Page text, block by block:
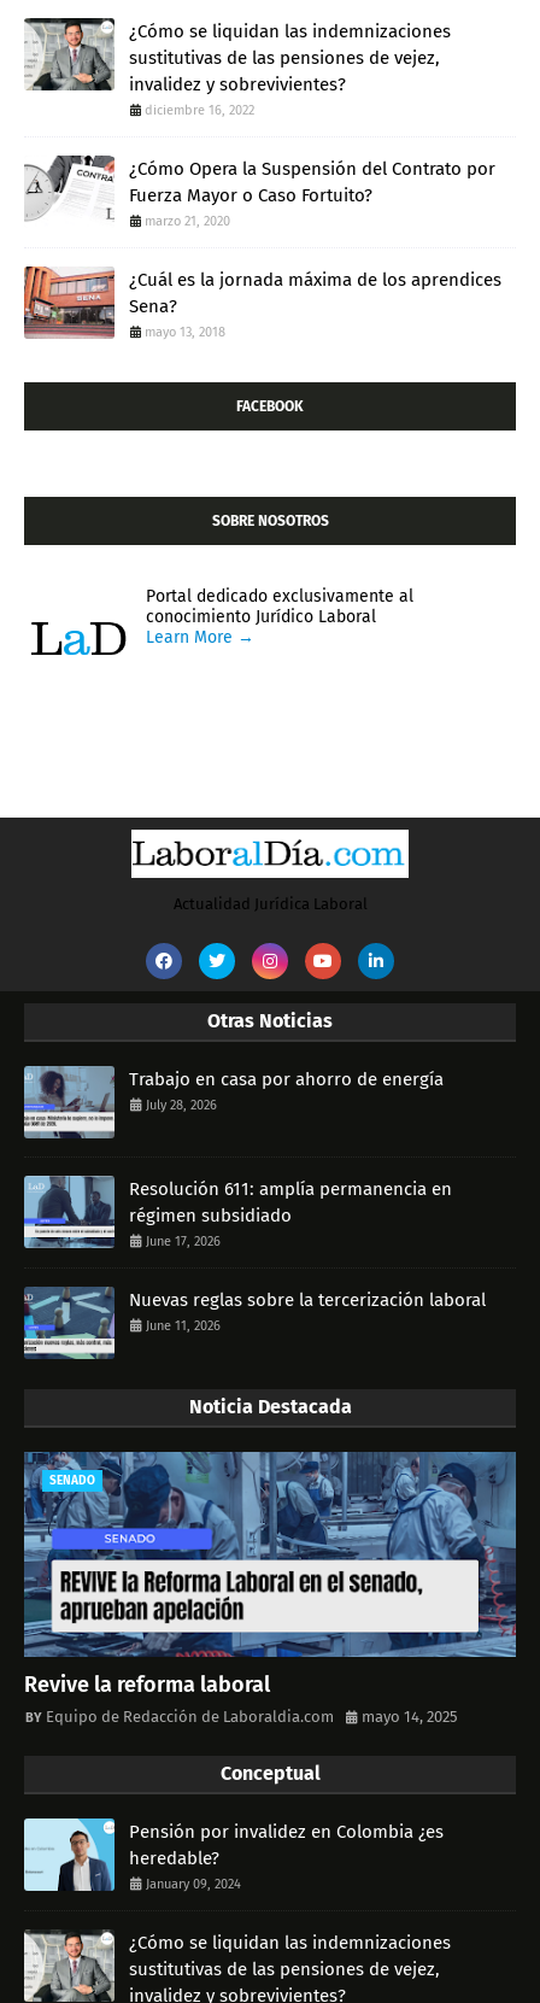
¿Cómo se liquidan las indemnizaciones
sustitutivas de las pensiones de vejez,
invalidez y sobrevivientes?
diciembre 16, 2022
¿Cómo Opera la Suspensión del Contrato por
Fuerza Mayor o Caso Fortuito?
marzo 21, 2020
¿Cuál es la jornada máxima de los aprendices
Sena?
mayo 13, 2018
FACEBOOK
SOBRE NOSOTROS
Portal dedicado exclusivamente al
conocimiento Jurídico Laboral
Learn More →
Actualidad Jurídica Laboral
Otras Noticias
Trabajo en casa por ahorro de energía
July 28, 2026
Resolución 611: amplía permanencia en
régimen subsidiado
June 17, 2026
Nuevas reglas sobre la tercerización laboral
June 11, 2026
Noticia Destacada
SENADO
Revive la reforma laboral
Equipo de Redacción de Laboraldia.com mayo 14, 2025
Conceptual
Pensión por invalidez en Colombia ¿es
heredable?
January 09, 2024
¿Cómo se liquidan las indemnizaciones
sustitutivas de las pensiones de vejez,
invalidez y sobrevivientes?